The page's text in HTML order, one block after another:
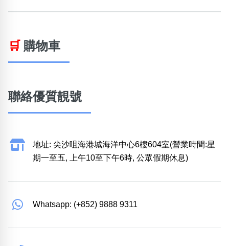
🛒 購物車
聯絡優質靚號
地址: 尖沙咀海港城海洋中心6樓604室(營業時間:星
期一至五, 上午10至下午6時, 公眾假期休息)
Whatsapp: (+852) 9888 9311